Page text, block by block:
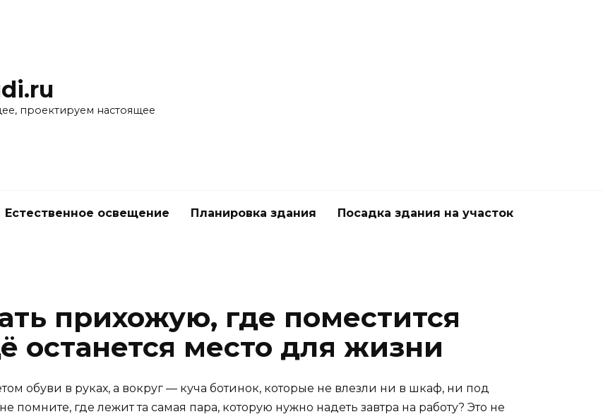
проектируем настоящее
Естественное освещение Планировка здания Посадка здания на участок
прихожую, где поместится
останется место для жизни
обуви в руках, а вокруг — куча ботинок, которые не влезли ни в шкаф, ни под
где лежит та самая пара, которую нужно надеть завтра на работу? Это не